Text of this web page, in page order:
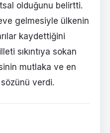
olduğunu belirtti.
gelmesiyle ülkenin
kaydettiğini
sıkıntıya sokan
mutlaka ve en
verdi.